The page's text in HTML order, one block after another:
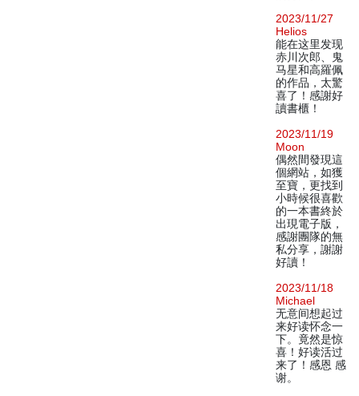
2023/11/27
Helios
能在这里发现
赤川次郎、鬼
马星和高羅佩
的作品，太驚
喜了！感謝好
讀書櫃！
2023/11/19
Moon
偶然間發現這
個網站，如獲
至寶，更找到
小時候很喜歡
的一本書終於
出現電子版，
感謝團隊的無
私分享，謝謝
好讀！
2023/11/18
Michael
无意间想起过
来好读怀念一
下。竟然是惊
喜！好读活过
来了！感恩 感
谢。